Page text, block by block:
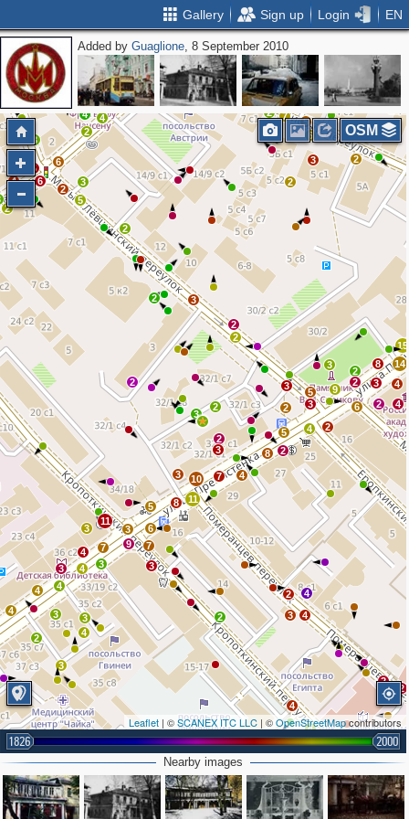
Gallery Sign up Login EN
Added byGuaglione, 8 September 2010
3
2
3
2
4
4
2
5
2
3
4
5
6
6
3
2
2
5
3
2
2 3
2
10
3
2
3
2
2
2
3
5
2
4
3
9
3 8
2
2
3
14
4
4
2
6
2
5
8
2
4
7
3
7
6
8 11
3
5
3
7
11
3
9
3
4
4
3
4
4 4
3
3
4
2
2
4
4
3
2
2
5
4
4
8
6
2
15
2
5
6
7
2
3
2
2
3
2
2
3
2
Leaflet | ©SCANEX ITC LLC | ©OpenStreetMapcontributors
1826 2000
OSM
Nearby images